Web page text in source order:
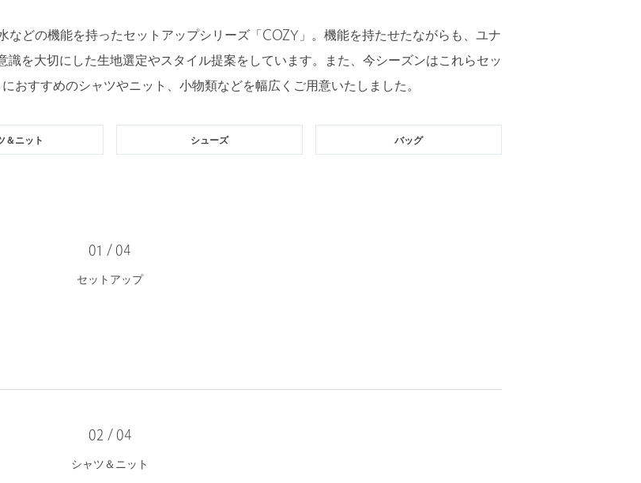
などの機能を持ったセットアップシリーズ「COZY」。機能を持たせたながらも、ユナ
を大切にした生地選定やスタイル提案をしています。また、今シーズンはこれらセッ
おすすめのシャツやニット、小物類などを幅広くご用意いたしました。
＆ニット シューズ バッグ
01 / 04
セットアップ
02 / 04
シャツ＆ニット